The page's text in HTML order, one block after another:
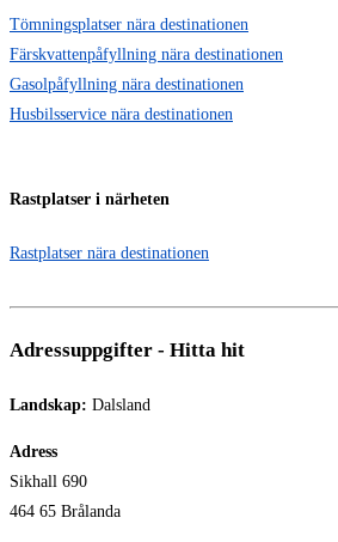
Tömningsplatser nära destinationen
Färskvattenpåfyllning nära destinationen
Gasolpåfyllning nära destinationen
Husbilsservice nära destinationen
Rastplatser i närheten
Rastplatser nära destinationen
Adressuppgifter - Hitta hit
Landskap: Dalsland
Adress
Sikhall 690
464 65 Brålanda